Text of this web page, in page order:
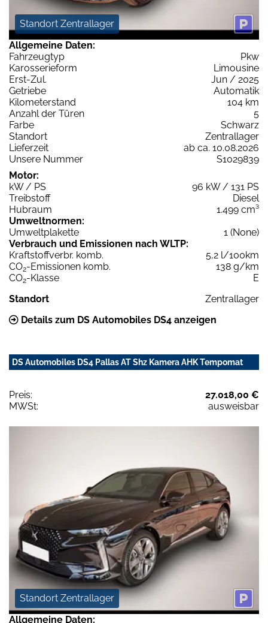
Standort Zentrallager
Allgemeine Daten:
Fahrzeugtyp
Pkw
Karosserieform
Limousine
Erst-Zul.
Jun / 2025
Getriebe
Automatik
Kilometerstand
104 km
Anzahl der Türen
5
Farbe
Schwarz
Standort
Zentrallager
Lieferzeit
ab ca. 10.08.2026
Unsere Nummer
S1029839
Motor:
kW / PS
96 kW / 131 PS
Treibstoff
Diesel
Hubraum
1.499 cm³
Umweltnormen:
Umweltplakette
1 (None)
Verbrauch und Emissionen nach WLTP:
Kraftstoffverbr. komb.
5,2 l/100km
CO2-Emissionen komb.
138 g/km
CO2-Klasse
E
Standort
Zentrallager
Details zum DS Automobiles DS4 anzeigen
DS Automobiles DS4 Pallas AT Shz Kamera AHK Tempomat
Preis:
27.018,00 €
MWSt:
ausweisbar
Standort Zentrallager
Allgemeine Daten: